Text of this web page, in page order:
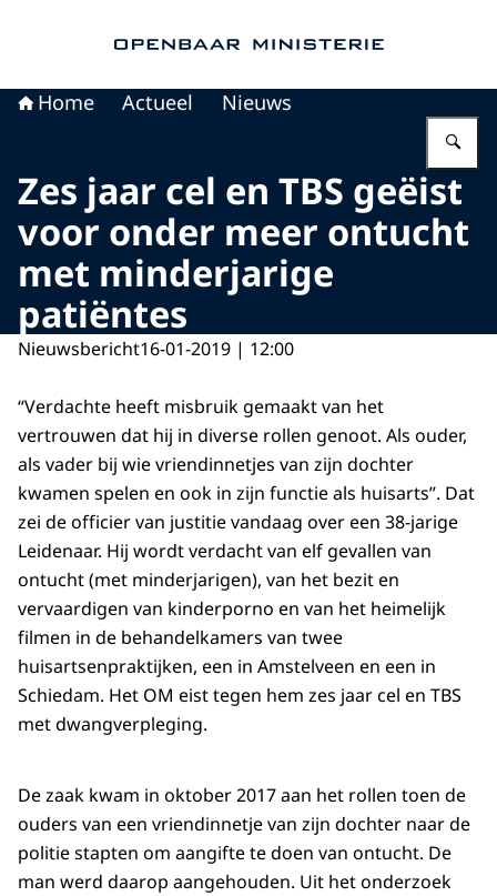
Home Actueel Nieuws
Zes jaar cel en TBS geëist
voor onder meer ontucht
met minderjarige
patiëntes
Nieuwsbericht16-01-2019 | 12:00
“Verdachte heeft misbruik gemaakt van het
vertrouwen dat hij in diverse rollen genoot. Als ouder,
als vader bij wie vriendinnetjes van zijn dochter
kwamen spelen en ook in zijn functie als huisarts”. Dat
zei de officier van justitie vandaag over een 38-jarige
Leidenaar. Hij wordt verdacht van elf gevallen van
ontucht (met minderjarigen), van het bezit en
vervaardigen van kinderporno en van het heimelijk
filmen in de behandelkamers van twee
huisartsenpraktijken, een in Amstelveen en een in
Schiedam. Het OM eist tegen hem zes jaar cel en TBS
met dwangverpleging.
De zaak kwam in oktober 2017 aan het rollen toen de
ouders van een vriendinnetje van zijn dochter naar de
politie stapten om aangifte te doen van ontucht. De
man werd daarop aangehouden. Uit het onderzoek